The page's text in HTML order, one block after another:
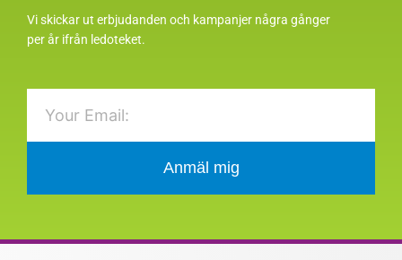
Vi skickar ut erbjudanden och kampanjer några gånger
per år ifrån ledoteket.
Anmäl mig